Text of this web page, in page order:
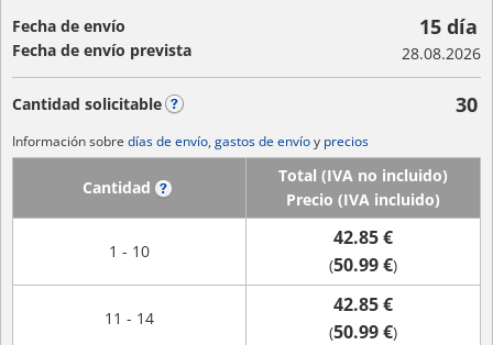
Fecha de envío
Fecha de envío prevista
15 día
28.08.2026
Cantidad solicitable 30
Información sobre días de envío, gastos de envíoy precios
Cantidad
Total (IVA no incluido)
Precio (IVA incluido)
1 - 10
42.85 €
(50.99 €)
11 - 14
42.85 €
(50.99 €)